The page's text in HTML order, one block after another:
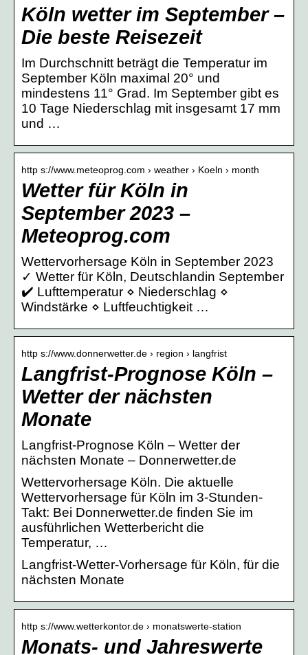
Köln wetter im September –
Die beste Reisezeit
Im Durchschnitt beträgt die Temperatur im
September Köln maximal 20° und
mindestens 11° Grad. Im September gibt es
10 Tage Niederschlag mit insgesamt 17 mm
und …
http s://www.meteoprog.com › weather › Koeln › month
Wetter für Köln in
September 2023 –
Meteoprog.com
Wettervorhersage Köln in September 2023
✓ Wetter für Köln, Deutschlandin September
✔️ Lufttemperatur ⋄ Niederschlag ⋄
Windstärke ⋄ Luftfeuchtigkeit …
http s://www.donnerwetter.de › region › langfrist
Langfrist-Prognose Köln –
Wetter der nächsten
Monate
Langfrist-Prognose Köln – Wetter der
nächsten Monate – Donnerwetter.de
Wettervorhersage Köln. Die aktuelle
Wettervorhersage für Köln im 3-Stunden-
Takt: Bei Donnerwetter.de finden Sie im
ausführlichen Wetterbericht die
Temperatur, …
Langfrist-Wetter-Vorhersage für Köln, für die
nächsten Monate
http s://www.wetterkontor.de › monatswerte-station
Monats- und Jahreswerte